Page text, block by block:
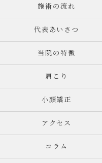
施術の流れ
代表あいさつ
当院の特徴
肩こり
小顔矯正
アクセス
コラム